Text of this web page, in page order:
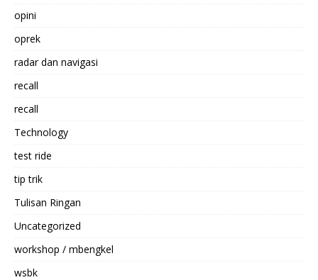
opini
oprek
radar dan navigasi
recall
recall
Technology
test ride
tip trik
Tulisan Ringan
Uncategorized
workshop / mbengkel
wsbk